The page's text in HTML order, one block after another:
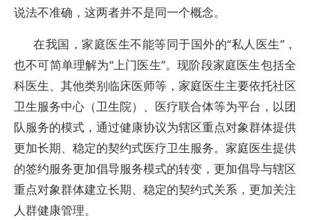
说法不准确，这两者并不是同一个概念。
在我国，家庭医生不能等同于国外的“私人医生”，
也不可简单理解为“上门医生”。现阶段家庭医生包括全
科医生、其他类别临床医师等，家庭医生主要依托社区
卫生服务中心（卫生院）、医疗联合体等为平台，以团
队服务的模式，通过健康协议为辖区重点对象群体提供
更加长期、稳定的契约式医疗卫生服务。家庭医生提供
的签约服务更加倡导服务模式的转变，更加倡导与辖区
重点对象群体建立长期、稳定的契约式关系，更加关注
人群健康管理。